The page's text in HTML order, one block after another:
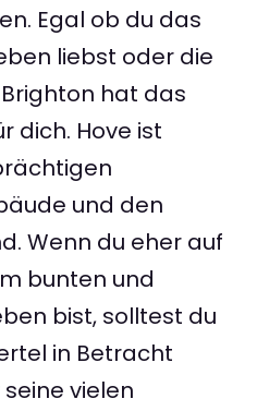
Egal ob du das
liebst oder die
hat das
dich. Hove ist
und den
Wenn du eher auf
bunten und
bist, solltest du
in Betracht
vielen